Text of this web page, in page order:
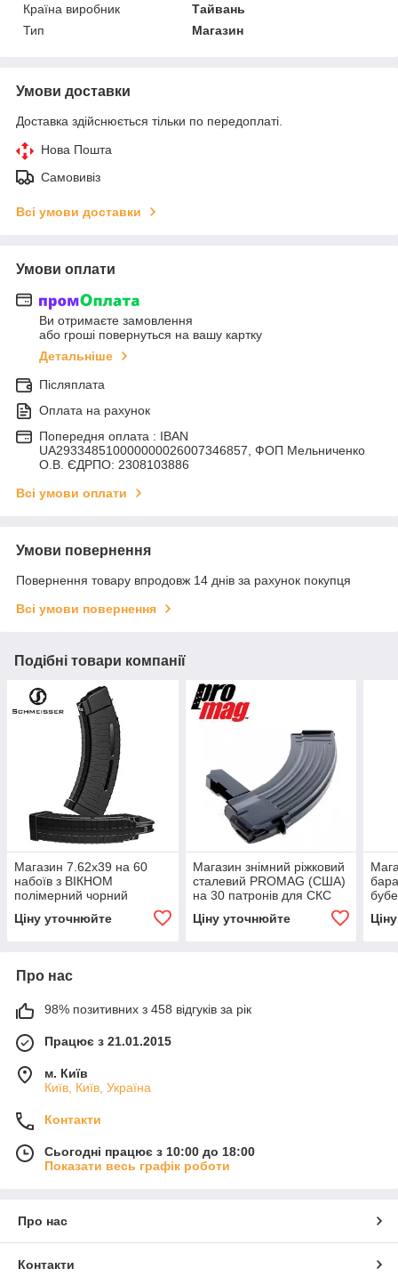
Країна виробник
Тайвань
Тип
Магазин
Умови доставки
Доставка здійснюється тільки по передоплаті.
Нова Пошта
Самовивіз
Всі умови доставки
Умови оплати
Ви отримаєте замовлення
або гроші повернуться на вашу картку
Детальніше
Післяплата
Оплата на рахунок
Попередня оплата : IBAN
UA293348510000000026007346857, ФОП Мельниченко
О.В. ЄДРПО: 2308103886
Всі умови оплати
Умови повернення
Повернення товару впродовж 14 днів за рахунок покупця
Всі умови повернення
Подібні товари компанії
Магазин 7.62х39 на 60
набоїв з ВІКНОМ
полімерний чорний
Schmeisser S60 для АК /
РПК (Німеччина)
Ціну уточнюйте
Магазин знімний ріжковий
сталевий PROMAG (США)
на 30 патронів для СКС
Ціну уточнюйте
Про нас
98% позитивних з 458 відгуків за рік
Працює з 21.01.2015
м. Київ
Київ, Київ, Україна
Контакти
Сьогодні працює з 10:00 до 18:00
Показати весь графік роботи
Про нас
Контакти